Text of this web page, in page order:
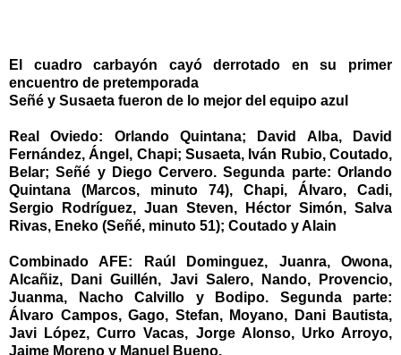
El cuadro carbayón cayó derrotado en su primer
encuentro de pretemporada
Señé y Susaeta fueron de lo mejor del equipo azul
Real Oviedo: Orlando Quintana; David Alba, David
Fernández, Ángel, Chapi; Susaeta, Iván Rubio, Coutado,
Belar; Señé y Diego Cervero. Segunda parte: Orlando
Quintana (Marcos, minuto 74), Chapi, Álvaro, Cadi,
Sergio Rodríguez, Juan Steven, Héctor Simón, Salva
Rivas, Eneko (Señé, minuto 51); Coutado y Alain
Combinado AFE: Raúl Dominguez, Juanra, Owona,
Alcañiz, Dani Guillén, Javi Salero, Nando, Provencio,
Juanma, Nacho Calvillo y Bodipo. Segunda parte:
Álvaro Campos, Gago, Stefan, Moyano, Dani Bautista,
Javi López, Curro Vacas, Jorge Alonso, Urko Arroyo,
Jaime Moreno y Manuel Bueno.